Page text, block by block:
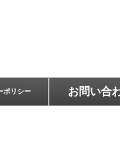
ポリシー お問い合